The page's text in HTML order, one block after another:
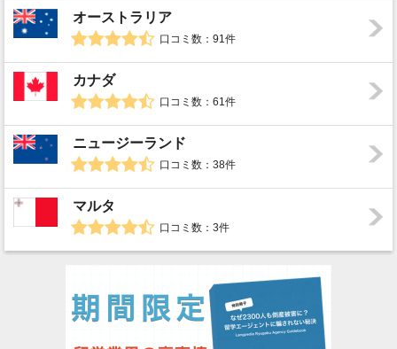
オーストラリア
口コミ数：91件
カナダ
口コミ数：61件
ニュージーランド
口コミ数：38件
マルタ
口コミ数：3件